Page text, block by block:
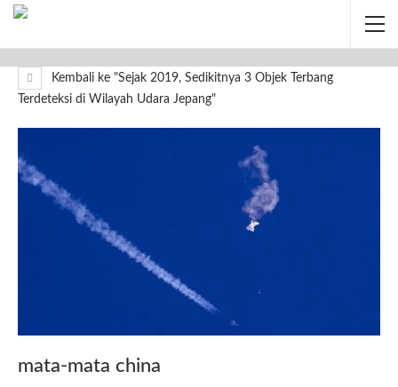
Kembali ke "Sejak 2019, Sedikitnya 3 Objek Terbang
Terdeteksi di Wilayah Udara Jepang"
mata-mata china